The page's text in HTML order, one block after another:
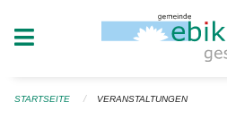
STARTSEITE VERANSTALTUNGEN